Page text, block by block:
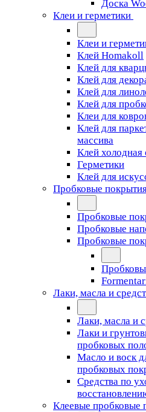
Доска
Клеи и герметики
Клеи и
Клей Homakoll
Клей для
Клей для
Клей для
Клей для
Клеи для
Клей для
массива
Клей холодная
Герметики
Клей для
Пробковые
Пробковые
Пробковые
Пробковые
Лаки, масла и
Лаки, масла и
Лаки и
пробковых
Масло и воск
пробковых
Средства по
Клеевые пробковые